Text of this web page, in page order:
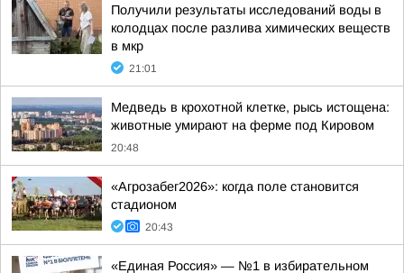
Получили результаты исследований воды в
колодцах после разлива химических веществ
в мкр
21:01
Медведь в крохотной клетке, рысь истощена:
животные умирают на ферме под Кировом
20:48
«Агрозабег2026»: когда поле становится
стадионом
20:43
«Единая Россия» — №1 в избирательном